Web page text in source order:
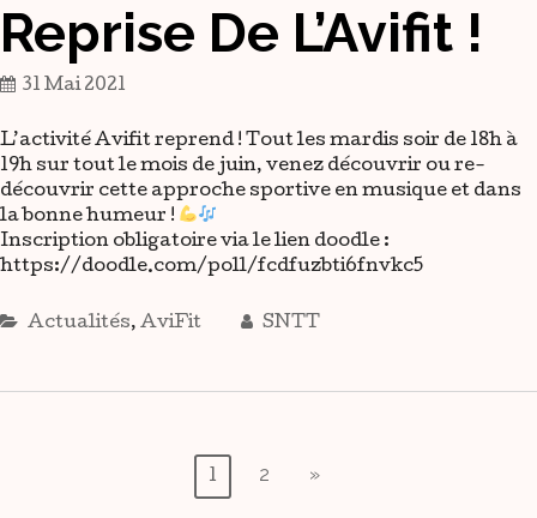
Reprise De L’Avifit !
31 Mai 2021
L’activité Avifit reprend ! Tout les mardis soir de 18h à
19h sur tout le mois de juin, venez découvrir ou re-
découvrir cette approche sportive en musique et dans
la bonne humeur !
Inscription obligatoire via le lien doodle :
https://doodle.com/poll/fcdfuzbti6fnvkc5
Actualités, AviFit SNTT
Pagination
1 2 »